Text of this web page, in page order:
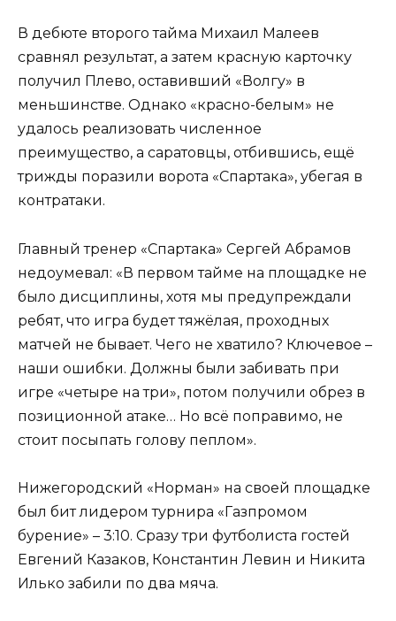
В дебюте второго тайма Михаил Малеев
сравнял результат, а затем красную карточку
получил Плево, оставивший «Волгу» в
меньшинстве. Однако «красно-белым» не
удалось реализовать численное
преимущество, а саратовцы, отбившись, ещё
трижды поразили ворота «Спартака», убегая в
контратаки.
Главный тренер «Спартака» Сергей Абрамов
недоумевал: «В первом тайме на площадке не
было дисциплины, хотя мы предупреждали
ребят, что игра будет тяжёлая, проходных
матчей не бывает. Чего не хватило? Ключевое –
наши ошибки. Должны были забивать при
игре «четыре на три», потом получили обрез в
позиционной атаке… Но всё поправимо, не
стоит посыпать голову пеплом».
Нижегородский «Норман» на своей площадке
был бит лидером турнира «Газпромом
бурение» – 3:10. Сразу три футболиста гостей
Евгений Казаков, Константин Левин и Никита
Илько забили по два мяча.